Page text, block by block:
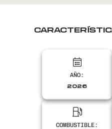
AÑO:
2026
COMBUSTIBLE: